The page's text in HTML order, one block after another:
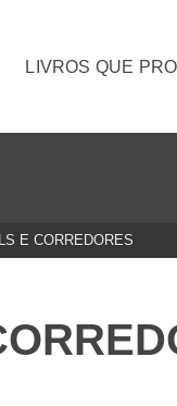
LIVROS QUE
E CORREDORES